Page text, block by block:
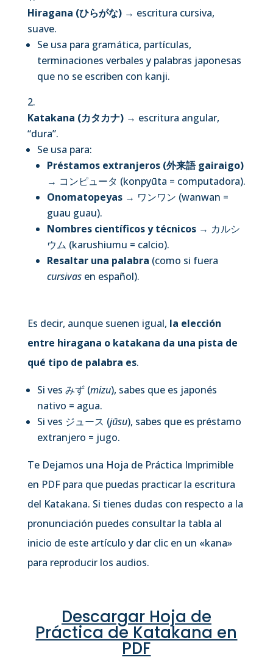
Hiragana (ひらがな)→ escritura cursiva,
suave.
Se usa para gramática, partículas,
terminaciones verbales y palabras japonesas
que no se escriben con kanji.
Katakana (カタカナ)→ escritura angular,
“dura”.
Se usa para:
Préstamos extranjeros (外来語 gairaigo)
→ コンピュータ (konpyūta = computadora).
Onomatopeyas→ ワンワン (wanwan =
guau guau).
Nombres científicos y técnicos→ カルシ
ウム (karushiumu = calcio).
Resaltar una palabra (como si fuera
cursivasen español).
Es decir, aunque suenen igual, la elección
entre hiragana o katakana da una pista de
qué tipo de palabra es.
Si ves みず (mizu), sabes que es japonés
nativo = agua.
Si ves ジュース (jūsu), sabes que es préstamo
extranjero = jugo.
Te Dejamos una Hoja de Práctica Imprimible
en PDF para que puedas practicar la escritura
del Katakana. Si tienes dudas con respecto a la
pronunciación puedes consultar la tabla al
inicio de este artículo y dar clic en un «kana»
para reproducir los audios.
Descargar Hoja de
Práctica de Katakana en
PDF